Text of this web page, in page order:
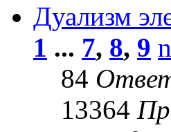
Дуализм
1 ... 7, 8, 9
84
13364